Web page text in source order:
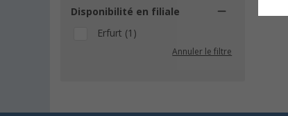
Disponibilité en filiale
Erfurt (1)
Annuler le filtre